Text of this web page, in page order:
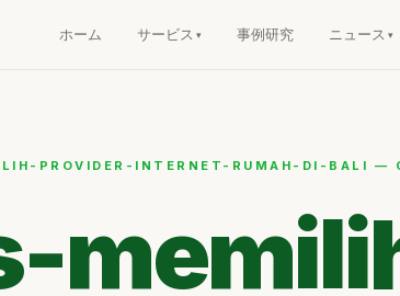
ホーム サービス 事例研究 ニュース
PROVIDER-INTERNET-RUMAH-DI-BALI —